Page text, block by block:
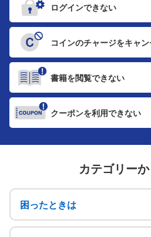
ログインできない
コインのチャージをキャ
書籍を閲覧できない
クーポンを利用できない
カテゴリー
困ったときは